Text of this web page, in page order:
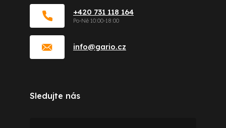
info@gario.cz
+420 731 118 164
Sledujte nás